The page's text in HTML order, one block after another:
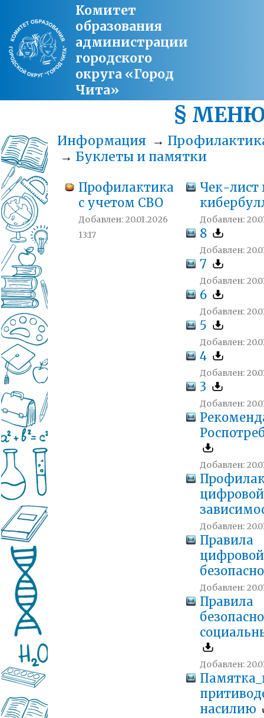
Комитет
образования
администрации
городского
округа «Город
Чита»
§
Информация →
→ Буклеты и памятки
Профилактика
с учетом СВО
Добавлен: 20.01.2026
13:17
Чек-лист
Добавлен:
8
Добавлен:
7
Добавлен:
6
Добавлен:
5
Добавлен:
4
Добавлен:
3
Добавлен:
Добавлен:
цифровой
Добавлен:
Правила
цифровой
Добавлен:
Правила
Добавлен:
насилию